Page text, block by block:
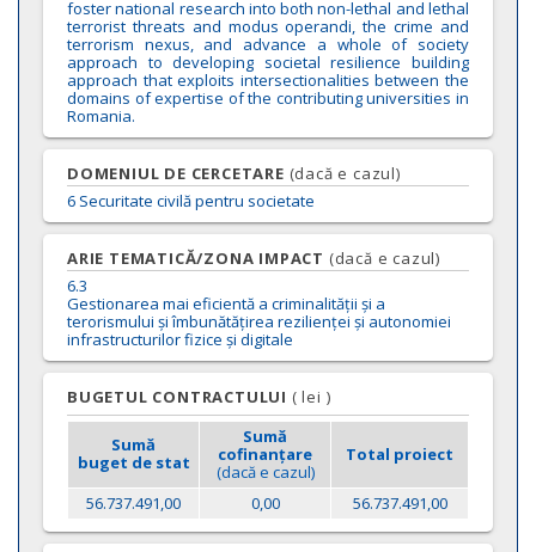
foster national research into both non-lethal and lethal
terrorist threats and modus operandi, the crime and
terrorism nexus, and advance a whole of society
approach to developing societal resilience building
approach that exploits intersectionalities between the
domains of expertise of the contributing universities in
Romania.
DOMENIUL DE CERCETARE (dacă e cazul)
6 Securitate civilă pentru societate
ARIE TEMATICĂ/ZONA IMPACT (dacă e cazul)
6.3
Gestionarea mai eficientă a criminalității și a
terorismului și îmbunătățirea rezilienței și autonomiei
infrastructurilor fizice și digitale
BUGETUL CONTRACTULUI (lei )
Sumă
buget de stat
Sumă
cofinanțare
(dacă e cazul)
Total proiect
56.737.491,00 0,00 56.737.491,00